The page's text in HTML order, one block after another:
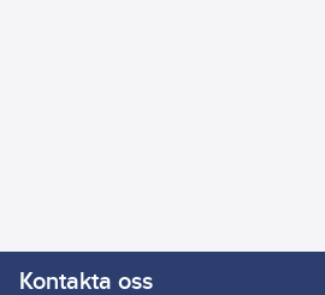
Kontakta oss